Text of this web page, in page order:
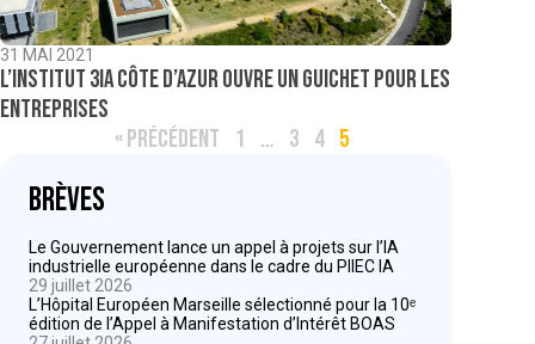
31 MAI 2021
L’institut 3IA Côte d’Azur ouvre un guichet pour les
entreprises
« PRÉCÉDENT 1 … 3 4 5
Brèves
Le Gouvernement lance un appel à projets sur l’IA
industrielle européenne dans le cadre du PIIEC IA
29 juillet 2026
L’Hôpital Européen Marseille sélectionné pour la 10ᵉ
édition de l’Appel à Manifestation d’Intérêt BOAS